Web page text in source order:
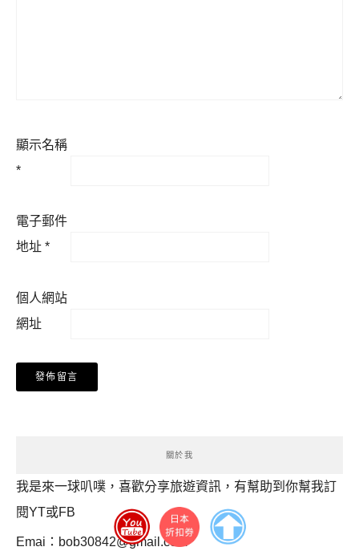
顯示名稱
*
電子郵件
地址 *
個人網站
網址
關於我
我是來一球叭噗，喜歡分享旅遊資訊，有幫助到你幫我訂
閱YT或FB
Emai： bob30842@gmail.com